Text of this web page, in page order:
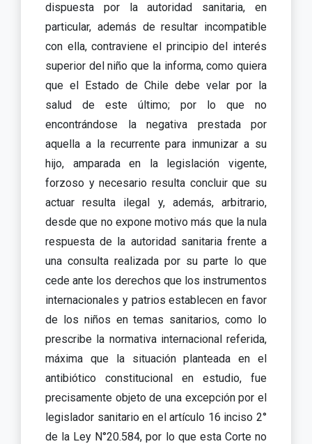
dispuesta por la autoridad sanitaria, en
particular, además de resultar incompatible
con ella, contraviene el principio del interés
superior del niño que la informa, como quiera
que el Estado de Chile debe velar por la
salud de este último; por lo que no
encontrándose la negativa prestada por
aquella a la recurrente para inmunizar a su
hijo, amparada en la legislación vigente,
forzoso y necesario resulta concluir que su
actuar resulta ilegal y, además, arbitrario,
desde que no expone motivo más que la nula
respuesta de la autoridad sanitaria frente a
una consulta realizada por su parte lo que
cede ante los derechos que los instrumentos
internacionales y patrios establecen en favor
de los niños en temas sanitarios, como lo
prescribe la normativa internacional referida,
máxima que la situación planteada en el
antibiótico constitucional en estudio, fue
precisamente objeto de una excepción por el
legislador sanitario en el artículo 16 inciso 2°
de la Ley N°20.584, por lo que esta Corte no